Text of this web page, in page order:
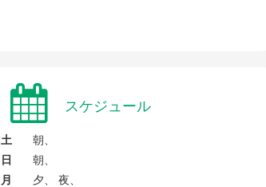
スケジュール
土
朝、
日
朝、
月
夕、 夜、